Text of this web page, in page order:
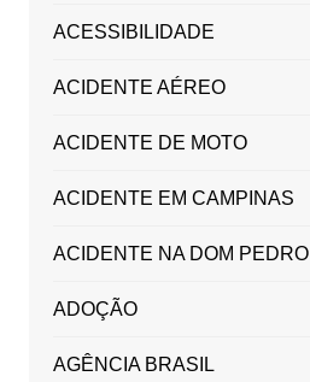
ACESSIBILIDADE
ACIDENTE AÉREO
ACIDENTE DE MOTO
ACIDENTE EM CAMPINAS
ACIDENTE NA DOM PEDRO
ADOÇÃO
AGÊNCIA BRASIL